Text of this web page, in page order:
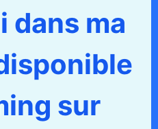
dans ma
sur